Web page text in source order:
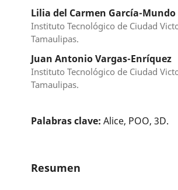
Lilia del Carmen García-Mundo
Instituto Tecnológico de Ciudad
Tamaulipas.
Juan Antonio Vargas-Enríquez
Instituto Tecnológico de Ciudad
Tamaulipas.
Palabras clave:Alice, POO, 3D.
Resumen